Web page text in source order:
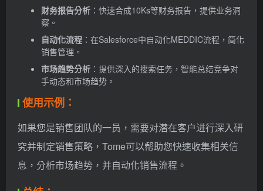
财务报告分析 ：快速合成10Ks等财务报告，提供业务洞
察。
自动化流程 ：在Salesforce中自动化MEDDIC流程，简化
销售管理。
市场趋势分析 ：提供深入的搜索任务，智能总结竞争对
手动态和市场趋势。
使用示例：
如果您是销售团队的一员，需要对潜在客户进行深入研
究并制定销售策略，Tome可以帮助您快速收集相关信
息，分析市场趋势，并自动化销售流程。